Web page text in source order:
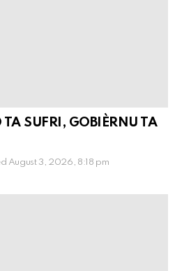
TA SUFRI, GOBIÈRNU TA
August 3, 2026, 8:18 pm